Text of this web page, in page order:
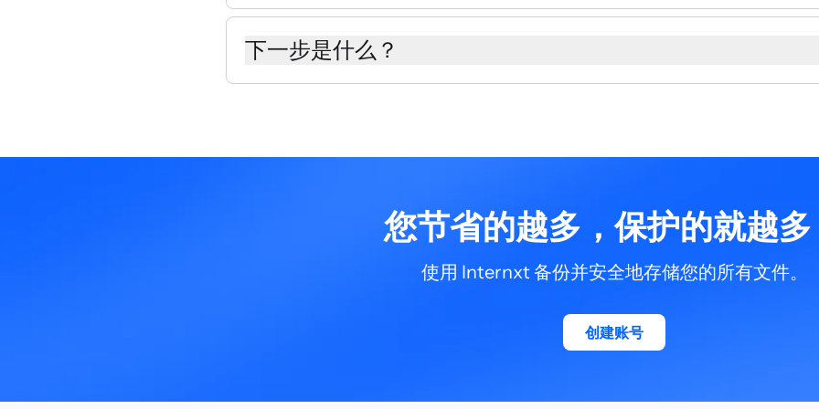
数字数据以太字节 (TB) 为单位，大约为 1 万亿字节。 以十进制表示法（基数
恰好是 1 万亿字节。 1 TB 或 1,099,511,627,776 字节相当于二进制表示法中的
下一步是什么？
您节省的越多，保护的就越多
使用 Internxt 备份并安全地存储您的所有文件。
创建账号